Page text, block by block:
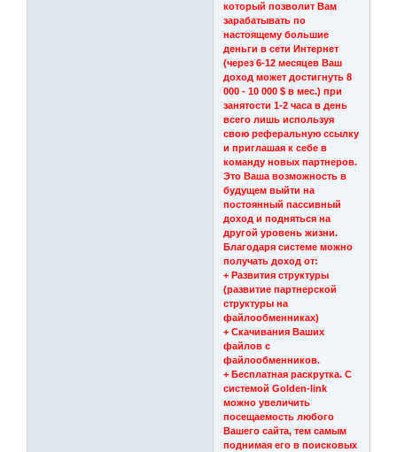
который позволит Вам
зарабатывать по
настоящему большие
деньги в сети Интернет
(через 6-12 месяцев Ваш
доход может достигнуть 8
000 - 10 000 $ в мес.) при
занятости 1-2 часа в день
всего лишь используя
свою реферальную ссылку
и приглашая к себе в
команду новых партнеров.
Это Ваша возможность в
будущем выйти на
постоянный пассивный
доход и подняться на
другой уровень жизни.
Благодаря системе можно
получать доход от:
+ Развития структуры
(развитие партнерской
структуры на
файлообменниках)
+ Скачивания Ваших
файлов с
файлообменников.
+ Бесплатная раскрутка. С
системой Golden-link
можно увеличить
посещаемость любого
Вашего сайта, тем самым
поднимая его в поисковых